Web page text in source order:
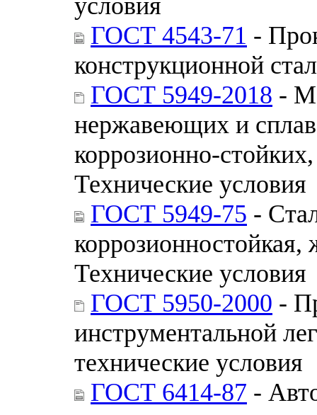
ГОСТ 4543-71 -
конструкционной
ГОСТ 5949-2018 -
нержавеющих и
коррозионно-
Технические условия
ГОСТ 5949-75 -
Технические условия
ГОСТ 5950-2000 -
инструментальной
технические условия
ГОСТ 6414-87 -